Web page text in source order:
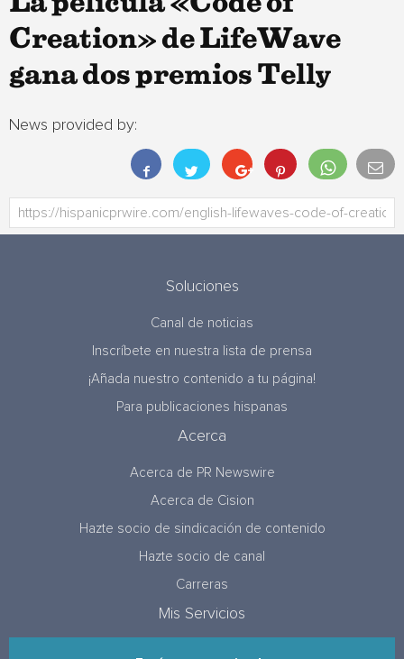
Creation» de LifeWave
gana dos premios Telly
News provided by:
Soluciones
Canal de noticias
Inscríbete en nuestra lista de prensa
¡Añada nuestro contenido a tu página!
Para publicaciones hispanas
Acerca
Acerca de PR Newswire
Acerca de Cision
Hazte socio de sindicación de contenido
Hazte socio de canal
Carreras
Mis Servicios